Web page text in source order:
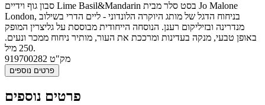
סבון גוף וידיים Lime Basil&Mandarin בסט סלר מבית Jo Malone
London, בניחוח הדגל של מותג היוקרה הלונדוני - ליים הדרי בשילוב
מנדרינה ובזיליקום רענן. הנוסחה הייחודית מבוססת על גליצרין המופק
באופן טבעי, מנקה בעדינות ומרככת את העור, מותיר ניחוח ממכר ונעים.
250 מיל.
מק"ט 919700282
פרטים נוספים
פרטים נוספים